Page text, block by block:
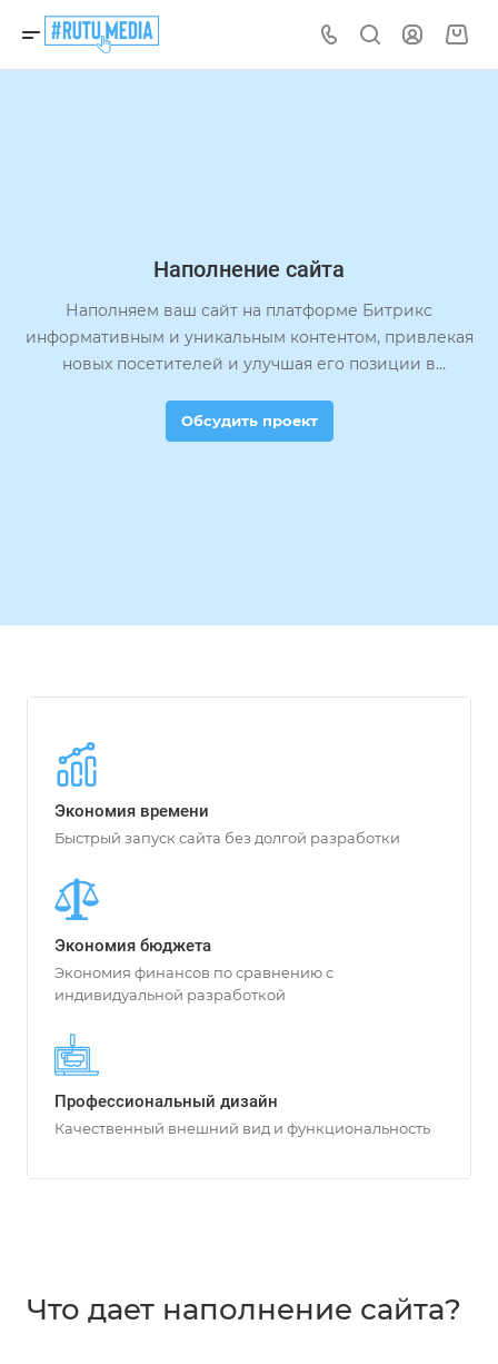
Наполнение сайта
Наполняем ваш сайт на платформе Битрикс
информативным и уникальным контентом, привлекая
новых посетителей и улучшая его позиции в
Обсудить проект
Экономия времени
Быстрый запуск сайта без долгой разработки
Экономия бюджета
Экономия финансов по сравнению с
индивидуальной разработкой
Профессиональный дизайн
Качественный внешний вид и функциональность
Что дает наполнение сайта?